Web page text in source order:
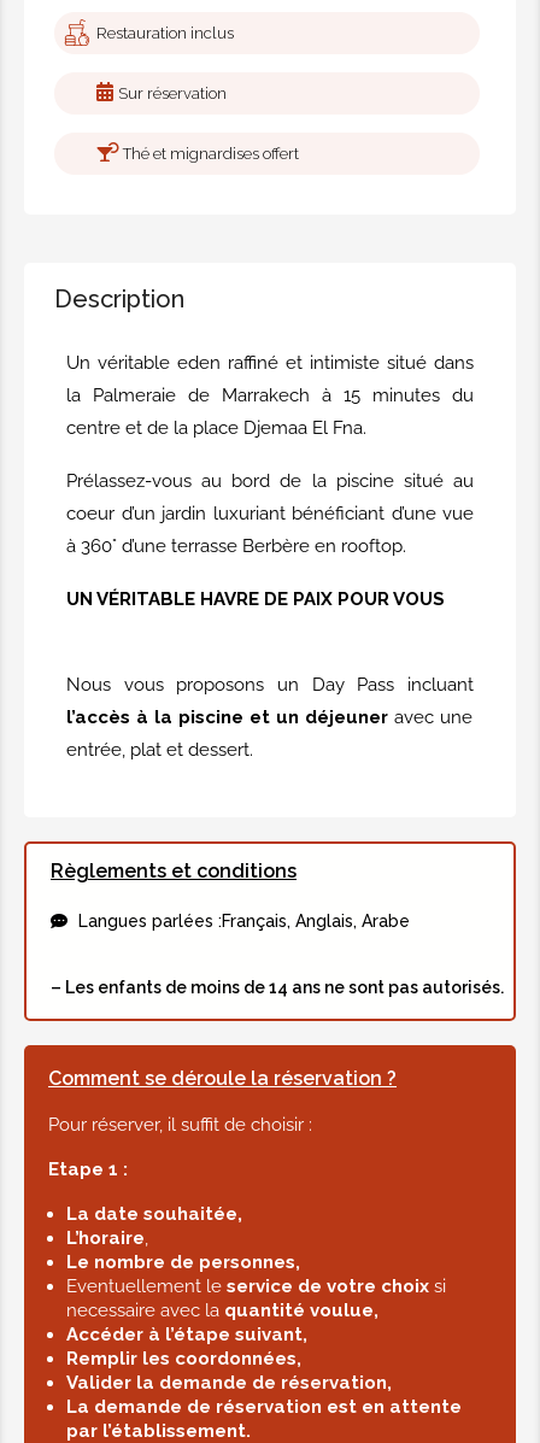
Restauration inclus
Sur réservation
Thé et mignardises offert
Description
Un véritable eden raffiné et intimiste situé dans
la Palmeraie de Marrakech à 15 minutes du
centre et de la place Djemaa El Fna.
Prélassez-vous au bord de la piscine situé au
coeur d’un jardin luxuriant bénéficiant d’une vue
à 360° d’une terrasse Berbère en rooftop.
UN VÉRITABLE HAVRE DE PAIX POUR VOUS
Nous vous proposons un Day Pass incluant
l’accès à la piscine et un déjeuner avec une
entrée, plat et dessert.
Règlements et conditions
Langues parlées :Français, Anglais, Arabe
– Les enfants de moins de 14 ans ne sont pas autorisés.
Comment se déroule la réservation ?
Pour réserver, il suffit de choisir :
Etape 1 :
La date souhaitée,
L’horaire,
Le nombre de personnes,
Eventuellement le service de votre choix si
necessaire avec la quantité voulue,
Accéder à l’étape suivant,
Remplir les coordonnées,
Valider la demande de réservation,
La demande de réservation est en attente
par l’établissement.